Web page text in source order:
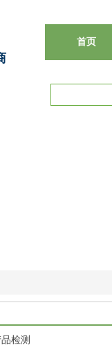
首页
检测